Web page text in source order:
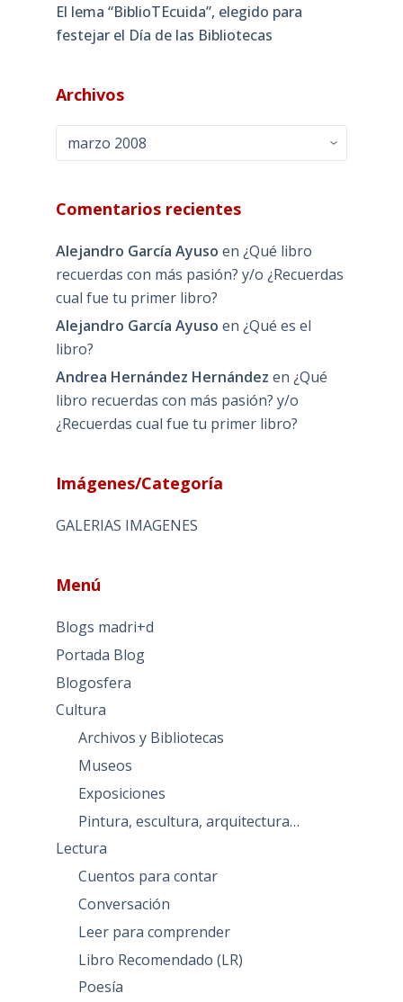
El lema “BiblioTEcuida”, elegido para
festejar el Día de las Bibliotecas
Archivos
Comentarios recientes
Alejandro García Ayuso en ¿Qué libro
recuerdas con más pasión? y/o ¿Recuerdas
cual fue tu primer libro?
Alejandro García Ayuso en ¿Qué es el
libro?
Andrea Hernández Hernández en ¿Qué
libro recuerdas con más pasión? y/o
¿Recuerdas cual fue tu primer libro?
Imágenes/Categoría
GALERIAS IMAGENES
Menú
Blogs madri+d
Portada Blog
Blogosfera
Cultura
Archivos y Bibliotecas
Museos
Exposiciones
Pintura, escultura, arquitectura…
Lectura
Cuentos para contar
Conversación
Leer para comprender
Libro Recomendado (LR)
Poesía